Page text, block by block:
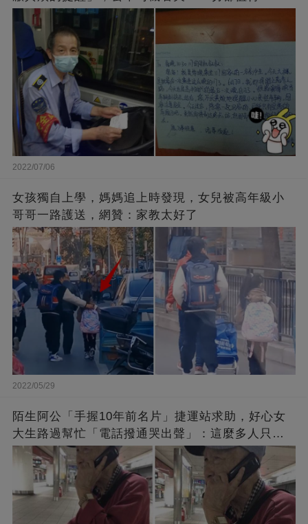
2022/07/06
女孩獨自上學，媽媽追上時發現，女兒被高年級小
哥哥一路護送，網贊：家教太好了
2022/05/29
陌生阿公「手握10年前名片」捷運站求助，好心女
大生路過幫忙「電話撥通哭出聲」：這麼多人只有
你肯幫我